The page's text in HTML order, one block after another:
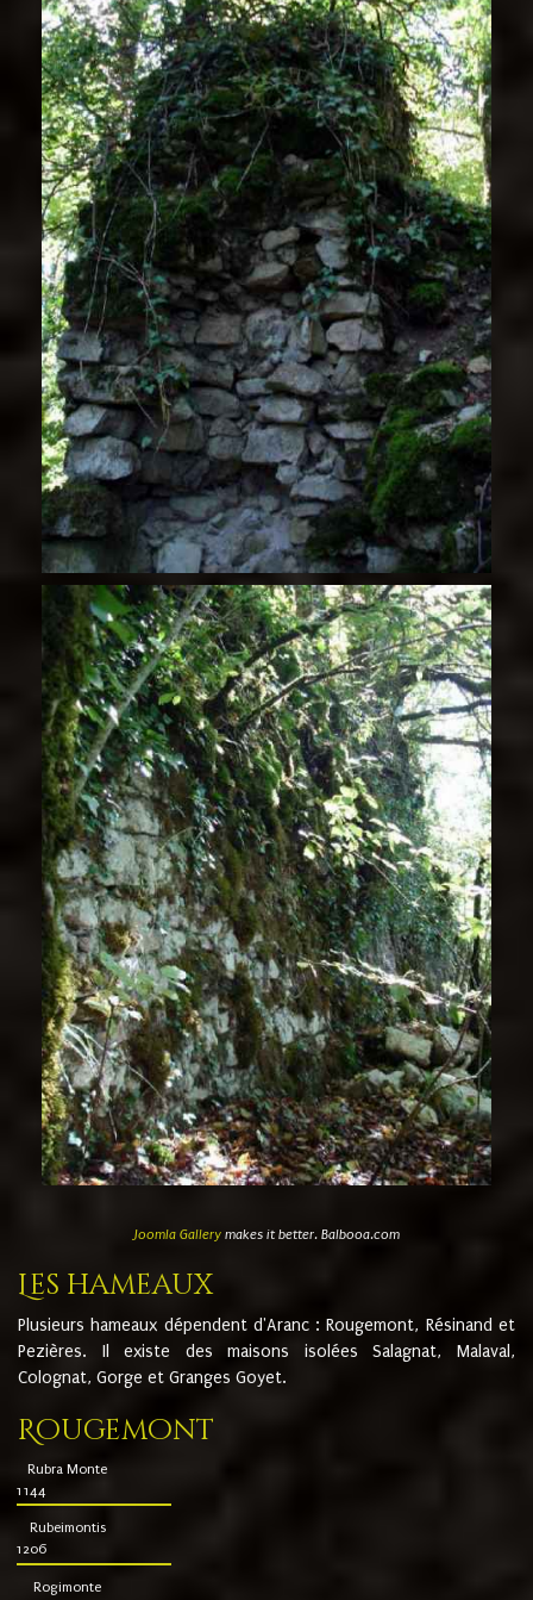
Joomla Gallerymakes it better. Balbooa.com
Les hameaux
Plusieurs hameaux dépendent d'Aranc : Rougemont, Résinand et
Pezières. Il existe des maisons isolées Salagnat, Malaval,
Colognat, Gorge et Granges Goyet.
Rougemont
Rubra Monte
1144
Rubeimontis
1206
Rogimonte